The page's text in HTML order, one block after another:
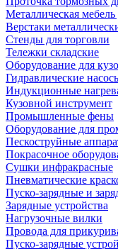
Металлическая мебель
Верстаки
Стенды для торговли
Тележки складские
Оборудование для
Гидравлические
Индукционные
Кузовной инструмент
Промышленные фены
Оборудование для
Пескоструйные
Покрасочное
Сушки инфракрасные
Пневматические
Пуско-зарядные и
Зарядные устройства
Нагрузочные вилки
Провода для
Пуско-зарядные